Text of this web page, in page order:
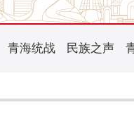
青海统战 民族之声